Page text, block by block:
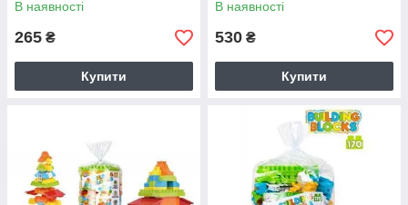
В наявності
265 ₴
Купити
В наявності
530 ₴
Купити